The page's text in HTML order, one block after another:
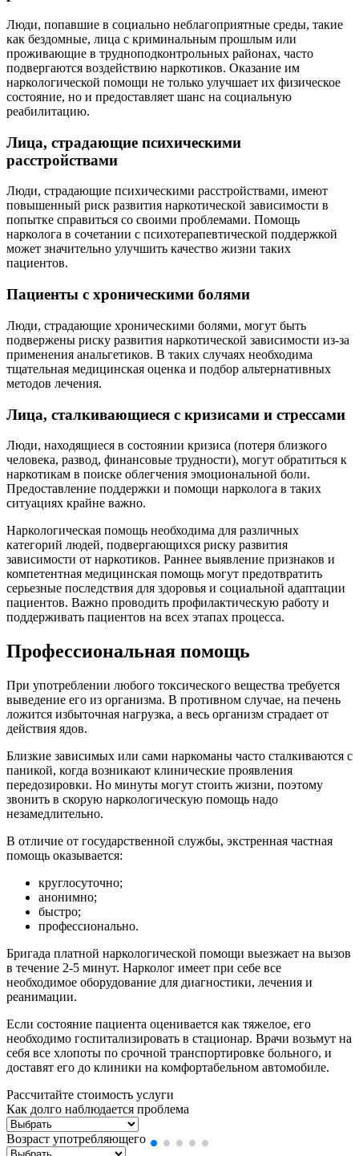
Люди, попавшие в социально неблагоприятные среды, такие
как бездомные, лица с криминальным прошлым или
проживающие в трудноподконтрольных районах, часто
подвергаются воздействию наркотиков. Оказание им
наркологической помощи не только улучшает их физическое
состояние, но и предоставляет шанс на социальную
реабилитацию.
Лица, страдающие психическими
расстройствами
Люди, страдающие психическими расстройствами, имеют
повышенный риск развития наркотической зависимости в
попытке справиться со своими проблемами. Помощь
нарколога в сочетании с психотерапевтической поддержкой
может значительно улучшить качество жизни таких
пациентов.
Пациенты с хроническими болями
Люди, страдающие хроническими болями, могут быть
подвержены риску развития наркотической зависимости из-за
применения анальгетиков. В таких случаях необходима
тщательная медицинская оценка и подбор альтернативных
методов лечения.
Лица, сталкивающиеся с кризисами и стрессами
Люди, находящиеся в состоянии кризиса (потеря близкого
человека, развод, финансовые трудности), могут обратиться к
наркотикам в поиске облегчения эмоциональной боли.
Предоставление поддержки и помощи нарколога в таких
ситуациях крайне важно.
Наркологическая помощь необходима для различных
категорий людей, подвергающихся риску развития
зависимости от наркотиков. Раннее выявление признаков и
компетентная медицинская помощь могут предотвратить
серьезные последствия для здоровья и социальной адаптации
пациентов. Важно проводить профилактическую работу и
поддерживать пациентов на всех этапах процесса.
Профессиональная помощь
При употреблении любого токсического вещества требуется
выведение его из организма. В противном случае, на печень
ложится избыточная нагрузка, а весь организм страдает от
действия ядов.
Близкие зависимых или сами наркоманы часто сталкиваются с
паникой, когда возникают клинические проявления
передозировки. Но минуты могут стоить жизни, поэтому
звонить в скорую наркологическую помощь надо
незамедлительно.
В отличие от государственной службы, экстренная частная
помощь оказывается:
круглосуточно;
анонимно;
быстро;
профессионально.
Бригада платной наркологической помощи выезжает на вызов
в течение 2-5 минут. Нарколог имеет при себе все
необходимое оборудование для диагностики, лечения и
реанимации.
Если состояние пациента оценивается как тяжелое, его
необходимо госпитализировать в стационар. Врачи возьмут на
себя все хлопоты по срочной транспортировке больного, и
доставят его до клиники на комфортабельном автомобиле.
Рассчитайте стоимость услуги
Как долго наблюдается проблема
Возраст употребляющего